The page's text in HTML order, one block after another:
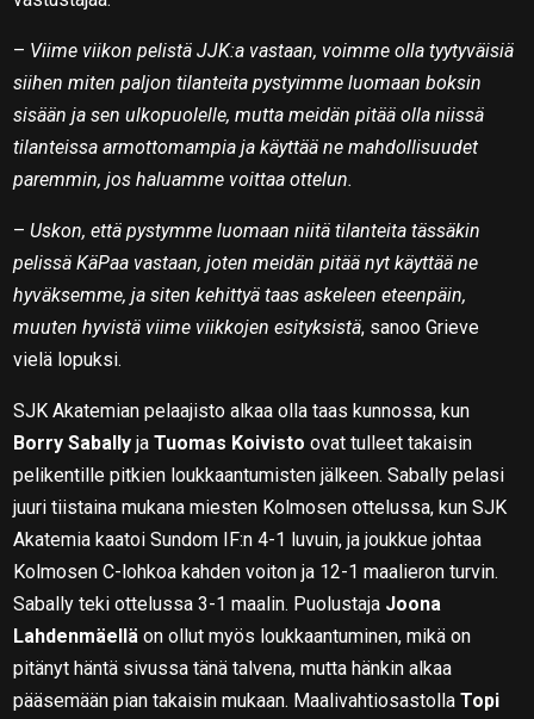
– Viime viikon pelistä JJK:a vastaan, voimme olla tyytyväisiä
siihen miten paljon tilanteita pystyimme luomaan boksin
sisään ja sen ulkopuolelle, mutta meidän pitää olla niissä
tilanteissa armottomampia ja käyttää ne mahdollisuudet
paremmin, jos haluamme voittaa ottelun.
– Uskon, että pystymme luomaan niitä tilanteita tässäkin
pelissä KäPaa vastaan, joten meidän pitää nyt käyttää ne
hyväksemme, ja siten kehittyä taas askeleen eteenpäin,
muuten hyvistä viime viikkojen esityksistä, sanoo Grieve
vielä lopuksi.
SJK Akatemian pelaajisto alkaa olla taas kunnossa, kun
Borry Sabally jaTuomas Koivisto ovat tulleet takaisin
pelikentille pitkien loukkaantumisten jälkeen. Sabally pelasi
juuri tiistaina mukana miesten Kolmosen ottelussa, kun SJK
Akatemia kaatoi Sundom IF:n 4-1 luvuin, ja joukkue johtaa
Kolmosen C-lohkoa kahden voiton ja 12-1 maalieron turvin.
Sabally teki ottelussa 3-1 maalin. Puolustaja Joona
Lahdenmäellä on ollut myös loukkaantuminen, mikä on
pitänyt häntä sivussa tänä talvena, mutta hänkin alkaa
pääsemään pian takaisin mukaan. MaalivahtiosastollaTopi